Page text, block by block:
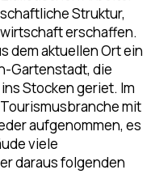
Struktur,
erschaffen.
dem aktuellen Ort ein
Gartenstadt, die
Stocken geriet. Im
mit
aufgenommen, es
viele
daraus folgenden